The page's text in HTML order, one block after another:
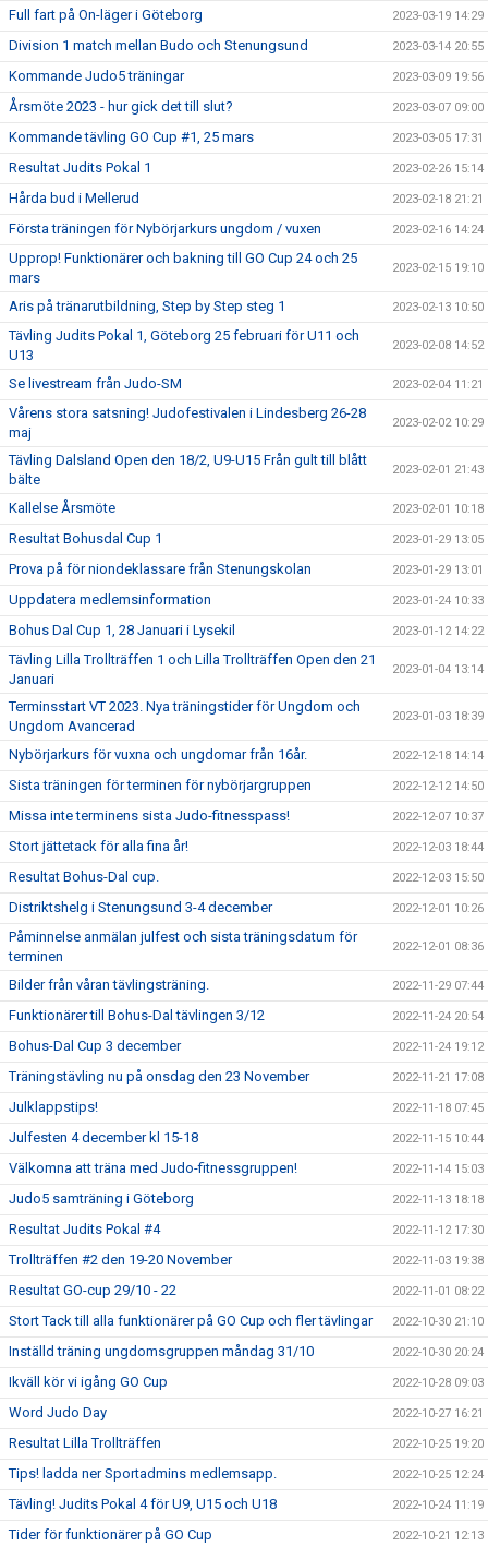
Full fart på On-läger i Göteborg 2023-03-19 14:29
Division 1 match mellan Budo och Stenungsund 2023-03-14 20:55
Kommande Judo5 träningar 2023-03-09 19:56
Årsmöte 2023 - hur gick det till slut? 2023-03-07 09:00
Kommande tävling GO Cup #1, 25 mars 2023-03-05 17:31
Resultat Judits Pokal 1 2023-02-26 15:14
Hårda bud i Mellerud 2023-02-18 21:21
Första träningen för Nybörjarkurs ungdom / vuxen 2023-02-16 14:24
Upprop! Funktionärer och bakning till GO Cup 24 och 25
mars
2023-02-15 19:10
Aris på tränarutbildning, Step by Step steg 1 2023-02-13 10:50
Tävling Judits Pokal 1, Göteborg 25 februari för U11 och
U13
2023-02-08 14:52
Se livestream från Judo-SM 2023-02-04 11:21
Vårens stora satsning! Judofestivalen i Lindesberg 26-28
maj
2023-02-02 10:29
Tävling Dalsland Open den 18/2, U9-U15 Från gult till blått
bälte
2023-02-01 21:43
Kallelse Årsmöte 2023-02-01 10:18
Resultat Bohusdal Cup 1 2023-01-29 13:05
Prova på för niondeklassare från Stenungskolan 2023-01-29 13:01
Uppdatera medlemsinformation 2023-01-24 10:33
Bohus Dal Cup 1, 28 Januari i Lysekil 2023-01-12 14:22
Tävling Lilla Trollträffen 1 och Lilla Trollträffen Open den 21
Januari
2023-01-04 13:14
Terminsstart VT 2023. Nya träningstider för Ungdom och
Ungdom Avancerad
2023-01-03 18:39
Nybörjarkurs för vuxna och ungdomar från 16år. 2022-12-18 14:14
Sista träningen för terminen för nybörjargruppen 2022-12-12 14:50
Missa inte terminens sista Judo-fitnesspass! 2022-12-07 10:37
Stort jättetack för alla fina år! 2022-12-03 18:44
Resultat Bohus-Dal cup. 2022-12-03 15:50
Distriktshelg i Stenungsund 3-4 december 2022-12-01 10:26
Påminnelse anmälan julfest och sista träningsdatum för
terminen
2022-12-01 08:36
Bilder från våran tävlingsträning. 2022-11-29 07:44
Funktionärer till Bohus-Dal tävlingen 3/12 2022-11-24 20:54
Bohus-Dal Cup 3 december 2022-11-24 19:12
Träningstävling nu på onsdag den 23 November 2022-11-21 17:08
Julklappstips! 2022-11-18 07:45
Julfesten 4 december kl 15-18 2022-11-15 10:44
Välkomna att träna med Judo-fitnessgruppen! 2022-11-14 15:03
Judo5 samträning i Göteborg 2022-11-13 18:18
Resultat Judits Pokal #4 2022-11-12 17:30
Trollträffen #2 den 19-20 November 2022-11-03 19:38
Resultat GO-cup 29/10 - 22 2022-11-01 08:22
Stort Tack till alla funktionärer på GO Cup och fler tävlingar 2022-10-30 21:10
Inställd träning ungdomsgruppen måndag 31/10 2022-10-30 20:24
Ikväll kör vi igång GO Cup 2022-10-28 09:03
Word Judo Day 2022-10-27 16:21
Resultat Lilla Trollträffen 2022-10-25 19:20
Tips! ladda ner Sportadmins medlemsapp. 2022-10-25 12:24
Tävling! Judits Pokal 4 för U9, U15 och U18 2022-10-24 11:19
Tider för funktionärer på GO Cup 2022-10-21 12:13